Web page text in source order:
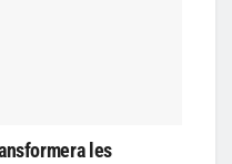
les